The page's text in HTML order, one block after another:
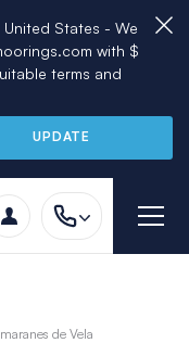
States - We
with $
terms and
UPDATE
de Vela